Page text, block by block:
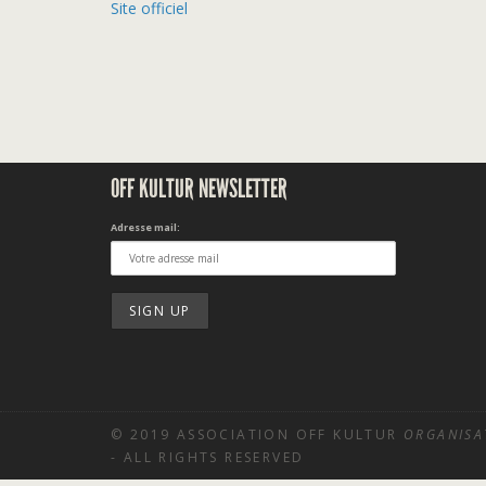
Site officiel
OFF KULTUR NEWSLETTER
Adresse mail:
© 2019 ASSOCIATION OFF KULTUR
- ALL RIGHTS RESERVED